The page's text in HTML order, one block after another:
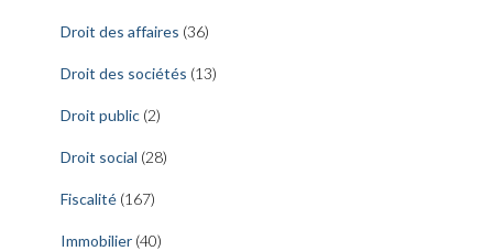
Droit des affaires (36)
Droit des sociétés (13)
Droit public (2)
Droit social (28)
Fiscalité (167)
Immobilier (40)